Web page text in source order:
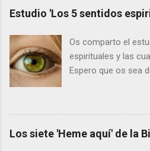
Estudio 'Los 5 sentidos
Os comparto el
espirituales y las
Espero que os sea
LOS CINCO
Acerca de esto
difícil de explicar,
tardos para oír. 12
Los siete 'Heme aquí' de la